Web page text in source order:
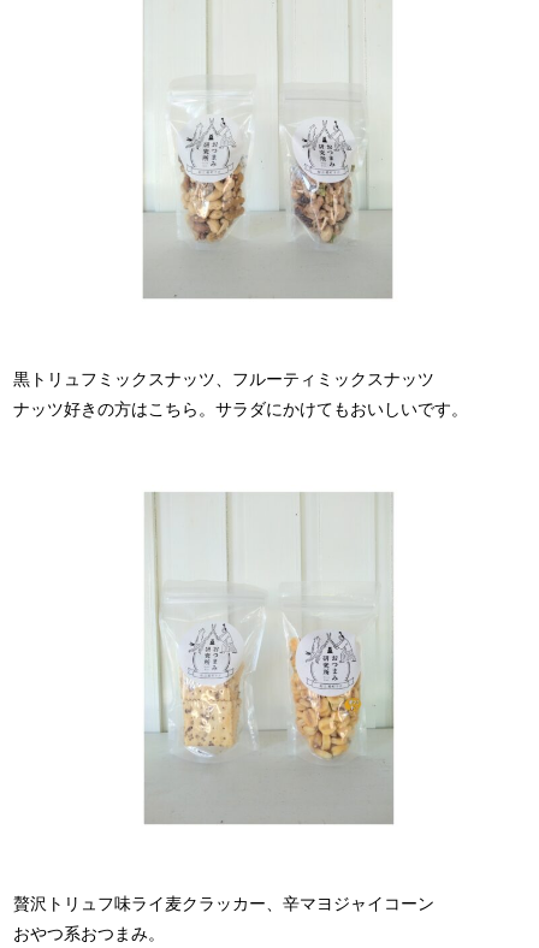
黒トリュフミックスナッツ、フルーティミックスナッツ
ナッツ好きの方はこちら。サラダにかけてもおいしいです。
贅沢トリュフ味ライ麦クラッカー、辛マヨジャイコーン
おやつ系おつまみ。